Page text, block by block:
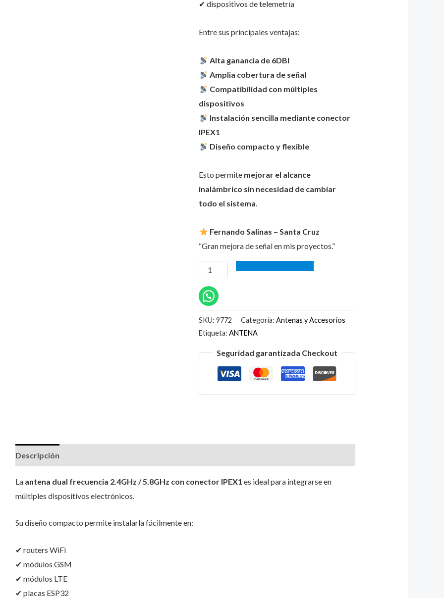
✔ dispositivos de telemetría
Entre sus principales ventajas:
Alta ganancia de 6DBI
Amplia cobertura de señal
Compatibilidad con múltiples
dispositivos
Instalación sencilla mediante conector
IPEX1
Diseño compacto y flexible
Esto permite mejorar el alcance
inalámbrico sin necesidad de cambiar
todo el sistema.
Fernando Salinas – Santa Cruz
“Gran mejora de señal en mis proyectos.”
SKU:9772 Categoría:Antenas y Accesorios
Etiqueta:ANTENA
Seguridad garantizada Checkout
Descripción
La antena dual frecuencia 2.4GHz / 5.8GHz con conector IPEX1 es ideal para integrarse en
múltiples dispositivos electrónicos.
Su diseño compacto permite instalarla fácilmente en:
✔ routers WiFi
✔ módulos GSM
✔ módulos LTE
✔ placas ESP32